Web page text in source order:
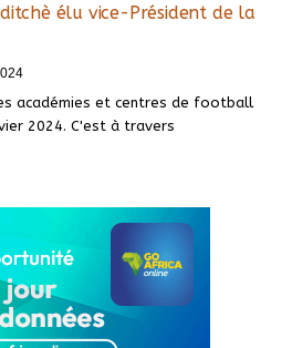
élu vice-Président de la
académies et centres de football
2024. C'est à travers